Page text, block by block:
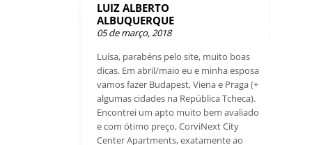
LUIZ ALBERTO
ALBUQUERQUE
05 de março, 2018
Luísa, parabéns pelo site, muito boas
dicas. Em abril/maio eu e minha esposa
vamos fazer Budapest, Viena e Praga (+
algumas cidades na República Tcheca).
Encontrei um apto muito bem avaliado
e com ótimo preço, CorviNext City
Center Apartments, exatamente ao